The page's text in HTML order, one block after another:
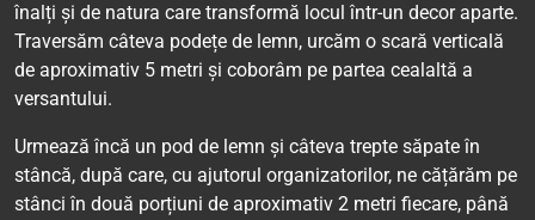
înalți și de natura care transformă locul într-un decor aparte.
Traversăm câteva podețe de lemn, urcăm o scară verticală
de aproximativ 5 metri și coborâm pe partea cealaltă a
versantului.
Urmează încă un pod de lemn și câteva trepte săpate în
stâncă, după care, cu ajutorul organizatorilor, ne cățărăm pe
stânci în două porțiuni de aproximativ 2 metri fiecare, până